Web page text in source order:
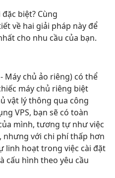
đặc biệt? Cùng
về hai giải pháp này để
cho nhu cầu của bạn.
Máy chủ ảo riêng) có thể
máy chủ riêng biệt
vật lý thông qua công
VPS, bạn sẽ có toàn
mình, tương tự như việc
với chi phí thấp hơn
linh hoạt trong việc cài đặt
cấu hình theo yêu cầu